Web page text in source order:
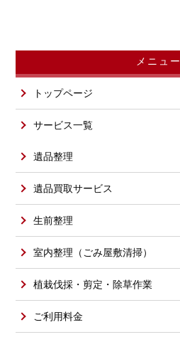
メニュー
トップページ
サービス一覧
遺品整理
遺品買取サービス
生前整理
室内整理（ごみ屋敷清掃）
植栽伐採・剪定・除草作業
ご利用料金